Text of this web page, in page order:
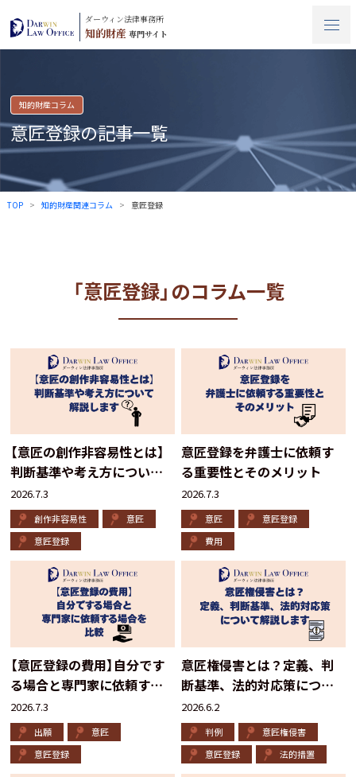
ダーウィン法律事務所
知的財産 専門サイト
知的財産コラム
意匠登録の記事一覧
TOP 知的財産関連コラム 意匠登録
「意匠登録」のコラム一覧
【意匠の創作非容易性とは】
判断基準や考え方について
解説します
2026.7.3
創作非容易性
意匠
意匠登録
意匠登録を弁護士に依頼す
る重要性とそのメリット
2026.7.3
意匠
意匠登録
費用
【意匠登録の費用】自分です
る場合と専門家に依頼する
場合を比較
2026.7.3
出願
意匠
意匠登録
意匠権侵害とは？定義、判
断基準、法的対応策につい
て解説します
2026.6.2
判例
意匠権侵害
意匠登録
法的措置